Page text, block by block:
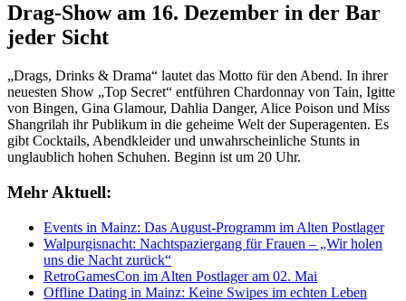
Drag-Show am 16. Dezember in der Bar
jeder Sicht
„Drags, Drinks & Drama“ lautet das Motto für den Abend. In ihrer
neuesten Show „Top Secret“ entführen Chardonnay von Tain, Igitte
von Bingen, Gina Glamour, Dahlia Danger, Alice Poison und Miss
Shangrilah ihr Publikum in die geheime Welt der Superagenten. Es
gibt Cocktails, Abendkleider und unwahrscheinliche Stunts in
unglaublich hohen Schuhen. Beginn ist um 20 Uhr.
Mehr Aktuell:
Events in Mainz: Das August-Programm im Alten Postlager
Walpurgisnacht: Nachtspaziergang für Frauen – „Wir holen
uns die Nacht zurück“
RetroGamesCon im Alten Postlager am 02. Mai
Offline Dating in Mainz: Keine Swipes im echten Leben